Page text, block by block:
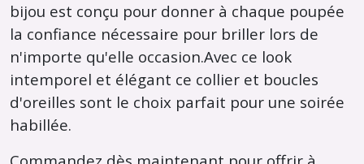
bijou est conçu pour donner à chaque poupée
la confiance nécessaire pour briller lors de
n'importe qu'elle occasion.Avec ce look
intemporel et élégant ce collier et boucles
d'oreilles sont le choix parfait pour une soirée
habillée.